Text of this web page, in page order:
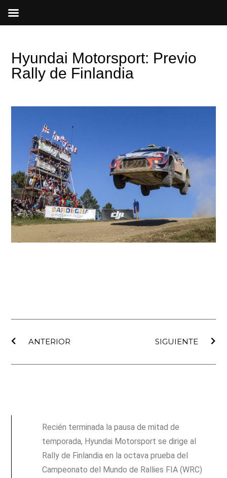
Hyundai Motorsport: Previo
Rally de Finlandia
ANTERIOR
SIGUIENTE
Recién terminada la pausa de mitad de
temporada, Hyundai Motorsport se dirige al
Rally de Finlandia en la octava prueba del
Campeonato del Mundo de Rallies FIA (WRC)